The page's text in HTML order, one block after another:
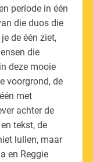
periode in één
die duos die
de één ziet,
die
deze mooie
voorgrond, de
met
achter de
tekst, de
lullen, maar
en Reggie